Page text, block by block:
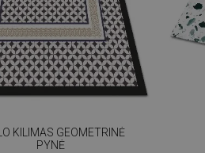
KILIMAS GEOMETRINĖ
PYNĖ